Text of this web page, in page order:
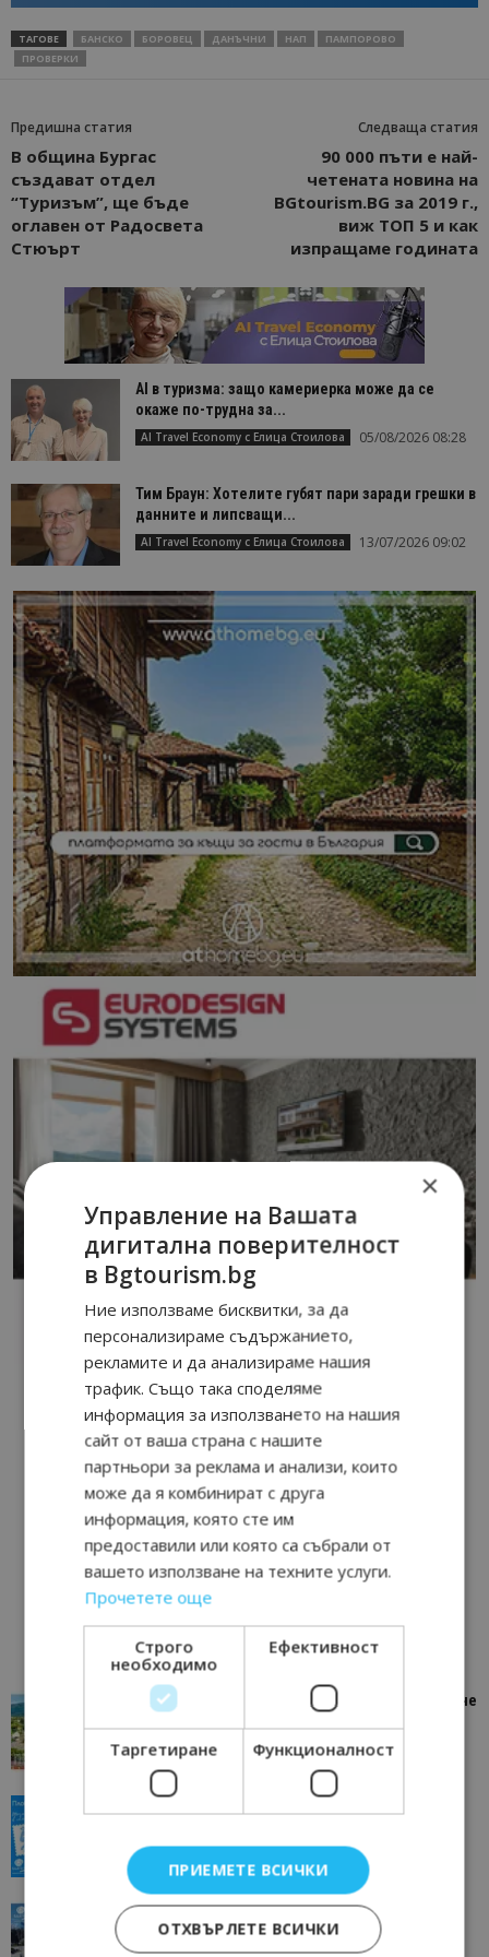
ТАГОВЕ БАНСКО БОРОВЕЦ ДАНЪЧНИ НАП
ПАМПОРОВО
ПРОВЕРКИ
Предишна статия
В община Бургас
създават отдел
“Туризъм”, ще бъде
оглавен от Радосвета
Стюърт
Следваща статия
90 000 пъти е най-
четената новина на
BGtourism.BG за 2019 г.,
виж ТОП 5 и как
изпращаме годината
AI в туризма: защо камериерка може да се
окаже по-трудна за...
AI Travel Economy с Елица Стоилова 05/08/2026 08:28
Тим Браун: Хотелите губят пари заради грешки в
данните и липсващи...
AI Travel Economy с Елица Стоилова 13/07/2026 09:02
“Пощенска картичка от…”: Петрич – Изживяване
Петрич 11/07/2026 11:22
Пловдив
“Пощенска картичка от…”: Перник – град на
традициите, културата и вдъхновяващите...
×
Управление на Вашата
дигитална поверителност
в Bgtourism.bg
Ние използваме бисквитки, за да
персонализираме съдържанието,
рекламите и да анализираме нашия
трафик. Също така споделяме
информация за използването на нашия
сайт от ваша страна с нашите
партньори за реклама и анализи, които
може да я комбинират с друга
информация, която сте им
предоставили или която са събрали от
вашето използване на техните услуги.
Прочетете още
Строго
необходимо
Ефективност
Таргетиране Функционалност
ПРИЕМЕТЕ ВСИЧКИ
ОТХВЪРЛЕТЕ ВСИЧКИ